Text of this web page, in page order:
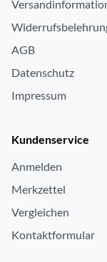
AGB
Datenschutz
Impressum
Kundenservice
Anmelden
Merkzettel
Vergleichen
Kontaktformular